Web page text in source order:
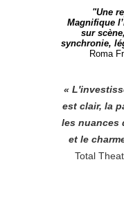
"Une
Magnifique
sur
synchronie,
Roma
«
est clair, la
les nuances
et le
Total